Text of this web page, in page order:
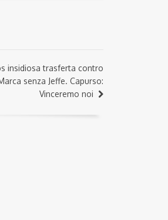
insidiosa trasferta contro
senza Jeffe. Capurso:
Vinceremo noi